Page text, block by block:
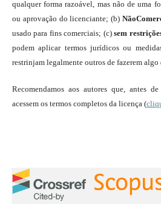
qualquer forma razoável, mas não de uma
ou aprovação do licenciante; (b)
usado para fins comerciais; (c)sem
podem aplicar termos jurídicos ou
restrinjam legalmente outros de fazerem
Recomendamos aos autores que, antes
acessem os termos completos da licença (